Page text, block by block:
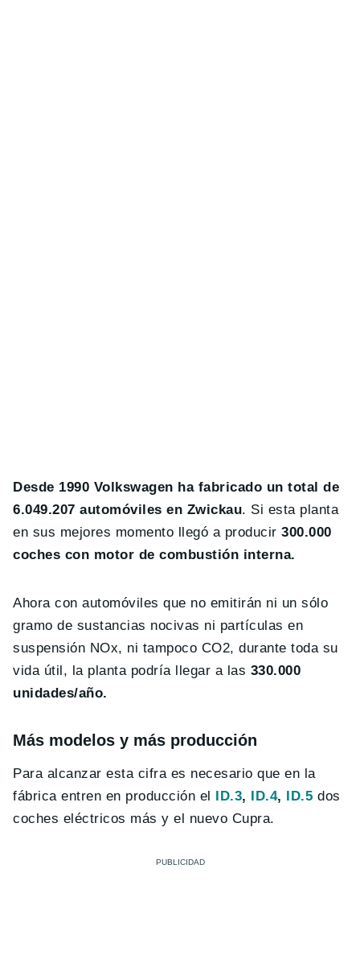
Desde 1990 Volkswagen ha fabricado un total de
6.049.207 automóviles en Zwickau. Si esta planta
en sus mejores momento llegó a producir300.000
coches con motor de combustión interna.
Ahora con automóviles que no emitirán ni un sólo
gramo de sustancias nocivas ni partículas en
suspensión NOx, ni tampoco CO2, durante toda su
vida útil, la planta podría llegar a las 330.000
unidades/año.
Más modelos y más producción
Para alcanzar esta cifra es necesario que en la
fábrica entren en producción el ID.3, ID.4, ID.5 dos
coches eléctricos más y el nuevo Cupra.